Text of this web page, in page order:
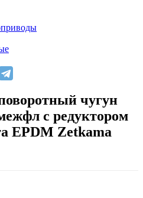
чугун
с редуктором
EPDM Zetkama